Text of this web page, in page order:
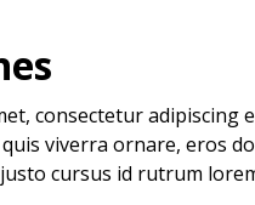
consectetur adipiscing
viverra ornare, eros
cursus id rutrum